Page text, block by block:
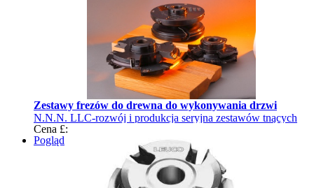
Zestawy frezów do drewna do wykonywania drzwi
N.N.N. LLC-rozwój i produkcja seryjna zestawów tnących
Cena £:
Pogląd